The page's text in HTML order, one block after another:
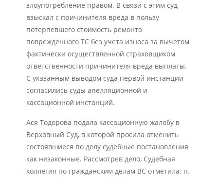
злоупотребление правом. В связи с этим суд
взыскал с причинителя вреда в пользу
потерпевшего стоимость ремонта
поврежденного ТС без учета износа за вычетом
фактически осуществленной страховщиком
ответственности причинителя вреда выплаты.
С указанным выводом суда первой инстанции
согласились суды апелляционной и
кассационной инстанций.
Ася Тодорова подала кассационную жалобу в
Верховный Суд, в которой просила отменить
состоявшиеся по делу судебные постановления
как незаконные. Рассмотрев дело, Судебная
коллегия по гражданским делам ВС отметила: п.